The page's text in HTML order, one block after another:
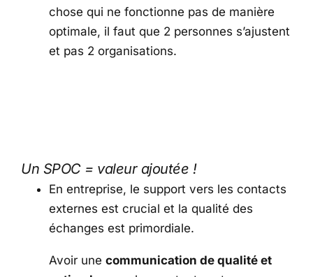
chose qui ne fonctionne pas de manière
optimale, il faut que 2 personnes s’ajustent
et pas 2 organisations.
Un SPOC = valeur ajoutée !
En entreprise, le support vers les contacts
externes est crucial et la qualité des
échanges est primordiale.
Avoir une communication de qualité et